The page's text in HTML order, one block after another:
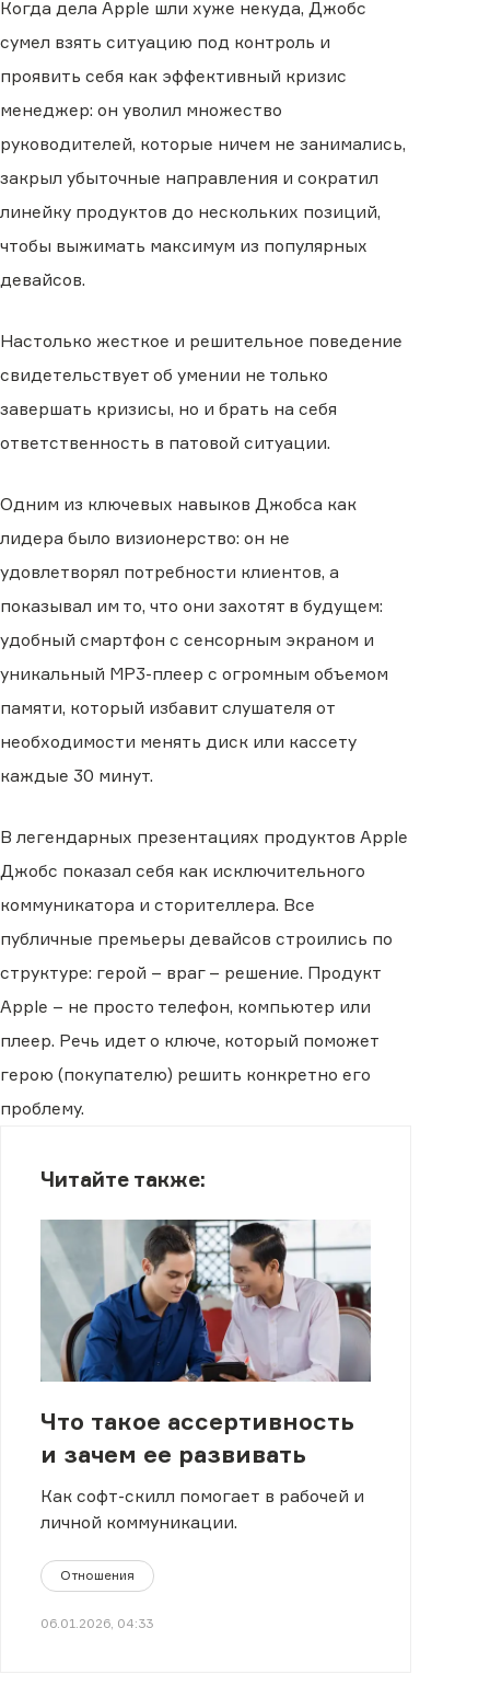
Когда дела Apple шли хуже некуда, Джобс
сумел взять ситуацию под контроль и
проявить себя как эффективный кризис
менеджер: он уволил множество
руководителей, которые ничем не занимались,
закрыл убыточные направления и сократил
линейку продуктов до нескольких позиций,
чтобы выжимать максимум из популярных
девайсов.
Настолько жесткое и решительное поведение
свидетельствует об умении не только
завершать кризисы, но и брать на себя
ответственность в патовой ситуации.
Одним из ключевых навыков Джобса как
лидера было визионерство: он не
удовлетворял потребности клиентов, а
показывал им то, что они захотят в будущем:
удобный смартфон с сенсорным экраном и
уникальный MP3-плеер с огромным объемом
памяти, который избавит слушателя от
необходимости менять диск или кассету
каждые 30 минут.
В легендарных презентациях продуктов Apple
Джобс показал себя как исключительного
коммуникатора и сторителлера. Все
публичные премьеры девайсов строились по
структуре: герой – враг – решение. Продукт
Apple – не просто телефон, компьютер или
плеер. Речь идет о ключе, который поможет
герою (покупателю) решить конкретно его
проблему.
Читайте также:
Что такое ассертивность
и зачем ее развивать
Как софт-скилл помогает в рабочей и
личной коммуникации.
Отношения
06.01.2026, 04:33